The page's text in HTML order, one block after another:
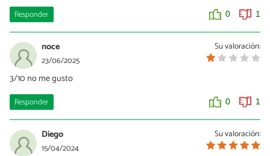
Responder 0 1
Su valoración:
noce
23/06/2025
3/10 no me gusto
Responder 0 1
Su valoración:
Diego
15/04/2024